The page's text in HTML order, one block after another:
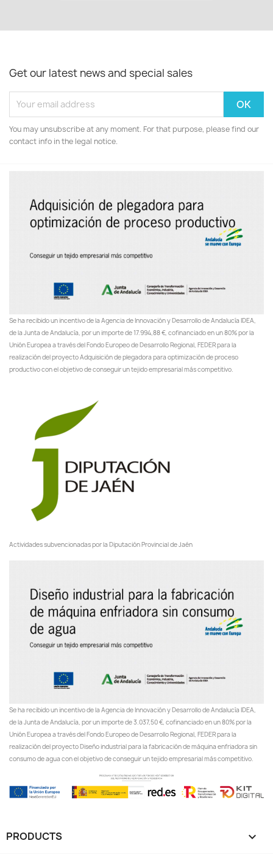
Get our latest news and special sales
You may unsubscribe at any moment. For that purpose, please find our
contact info in the legal notice.
Se ha recibido un incentivo de la Agencia de Innovación y Desarrollo de Andalucía IDEA,
de la Junta de Andalucía, por un importe de 17.994,88 €, cofinanciado en un 80% por la
Unión Europea a través del Fondo Europeo de Desarrollo Regional, FEDER para la
realización del proyecto Adquisición de plegadora para optimización de proceso
productivo con el objetivo de conseguir un tejido empresarial más competitivo.
Actividades subvencionadas por la Diputación Provincial de Jaén
Se ha recibido un incentivo de la Agencia de Innovación y Desarrollo de Andalucía IDEA,
de la Junta de Andalucía, por un importe de 3.037,50 €, cofinanciado en un 80% por la
Unión Europea a través del Fondo Europeo de Desarrollo Regional, FEDER para la
realización del proyecto Diseño industrial para la fabricación de máquina enfriadora sin
consumo de agua con el objetivo de conseguir un tejido empresarial más competitivo.
PRODUCTS 